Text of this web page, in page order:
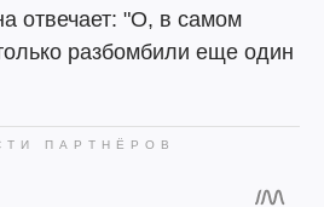
отвечает: "О, в самом
разбомбили еще один